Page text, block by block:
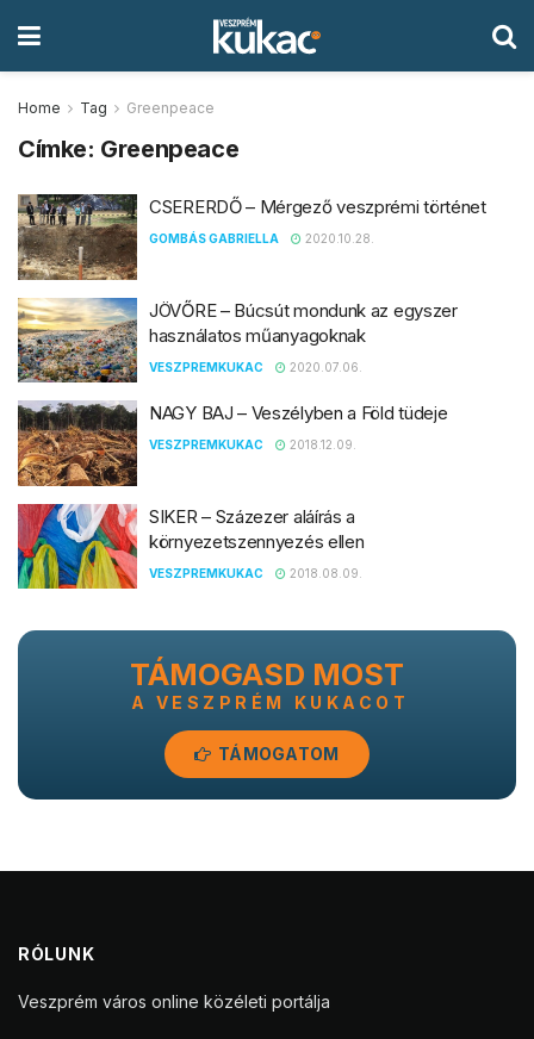
Home Tag Greenpeace
Címke: Greenpeace
CSERERDŐ – Mérgező veszprémi történet
GOMBÁS GABRIELLA 2020.10.28.
JÖVŐRE – Búcsút mondunk az egyszer
használatos műanyagoknak
VESZPREMKUKAC 2020.07.06.
NAGY BAJ – Veszélyben a Föld tüdeje
VESZPREMKUKAC 2018.12.09.
SIKER – Százezer aláírás a
környezetszennyezés ellen
VESZPREMKUKAC 2018.08.09.
TÁMOGASD MOST
A VESZPRÉM KUKACOT
TÁMOGATOM
RÓLUNK
Veszprém város online közéleti portálja